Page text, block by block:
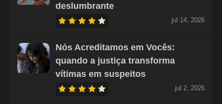
deslumbrante
jul 14, 2026
Nós Acreditamos em Vocês:
quando a justiça transforma
vítimas em suspeitos
jul 2, 2026